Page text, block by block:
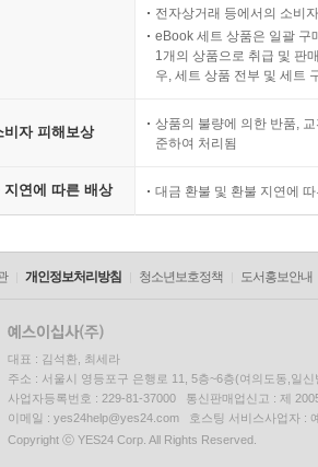
전자상거래 등에서의 소비
eBook 세트 상품은 일괄 구
1개의 상품으로 취급 및 판
우, 세트 상품 전부 및 세트
비자 피해보상
상품의 불량에 의한 반품,
준하여 처리됨
지연에 따른 배상 대금 환불 및 환불 지연에
개인정보처리방침 청소년보호정책 도서홍보안내
대표 : 김석환, 최세라
주소 : 서울시 영등포구 은행로 11, 5층~6층(여의도동,일신
사업자등록번호 : 229-81-37000 통신판매업신고 : 제
이메일 : yes24help@yes24.com 호스팅 서비스사업자 :
Copyright ⓒ YES24 Corp. All Rights Reserved.